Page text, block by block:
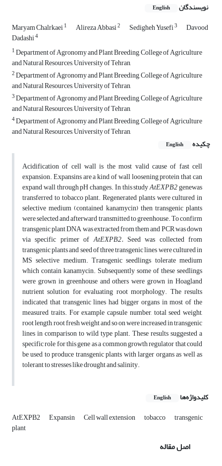
نویسندگان English
Maryam Chalrkaei1 Alireza Abbasi2 Sedigheh Yusefi3 Davood
Dadashi4
1Department of Agronomy and Plant Breeding, College of Agriculture
and Natural Resources, University of Tehran,
2Department of Agronomy and Plant Breeding, College of Agriculture
and Natural Resources, University of Tehran,
3Department of Agronomy and Plant Breeding, College of Agriculture
and Natural Resources, University of Tehran,
4Department of Agronomy and Plant Breeding, College of Agriculture
and Natural Resources, University of Tehran,
چکیده
English
Acidification of cell wall is the most valid cause of fast cell
expansion. Expansins are a kind of wall loosening protein that can
expand wall through pH changes. In this studyAtEXPB2genewas
transferred to tobacco plant. Regenerated plants were cultured in
selective medium (contained kanamycin) then transgenic plants
were selected and afterward transmitted to greenhouse. To confirm
transgenic plant DNA was extracted from them and PCR was down
via specific primer ofAtEXPB2.Seed was collected from
transgenic plants and seed of three transgenic lines were cultured in
MS selective medium. Transgenic seedlings tolerate medium
which contain kanamycin. Subsequently some of these seedlings
were grown in greenhouse and others were grown in Hoagland
nutrient solution for evaluating root morphology. The results
indicated that transgenic lines had bigger organs in most of the
measured traits. For example capsule number, total seed weight,
root length, root fresh weight and so on were increased in transgenic
lines in comparison to wild type plant. These results suggested a
specific role for this gene as a common growth regulator that could
be used to produce transgenic plants with larger organs as well as
tolerant to stresses like drought and salinity.
کلیدواژه‌ها English
AtEXPB2 Expansin Cell wall extension tobacco transgenic
plant
اصل مقاله